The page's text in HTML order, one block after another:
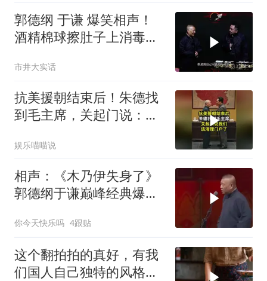
郭德纲 于谦 爆笑相声！
酒精棉球擦肚子上消毒，
擦反了？
市井大实话
抗美援朝结束后！朱德找
到毛主席，关起门说：我
娱乐喵喵说
相声：《木乃伊失身了》
郭德纲于谦巅峰经典爆笑
你今天快乐吗 4跟贴
这个翻拍拍的真好，有我
们国人自己独特的风格魅